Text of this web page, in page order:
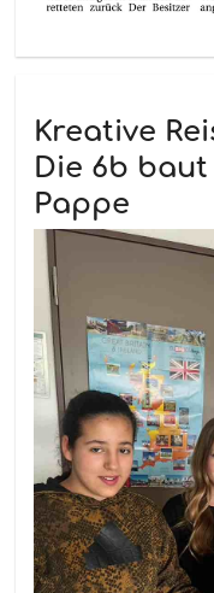
Kreative
Die 6b
Pappe